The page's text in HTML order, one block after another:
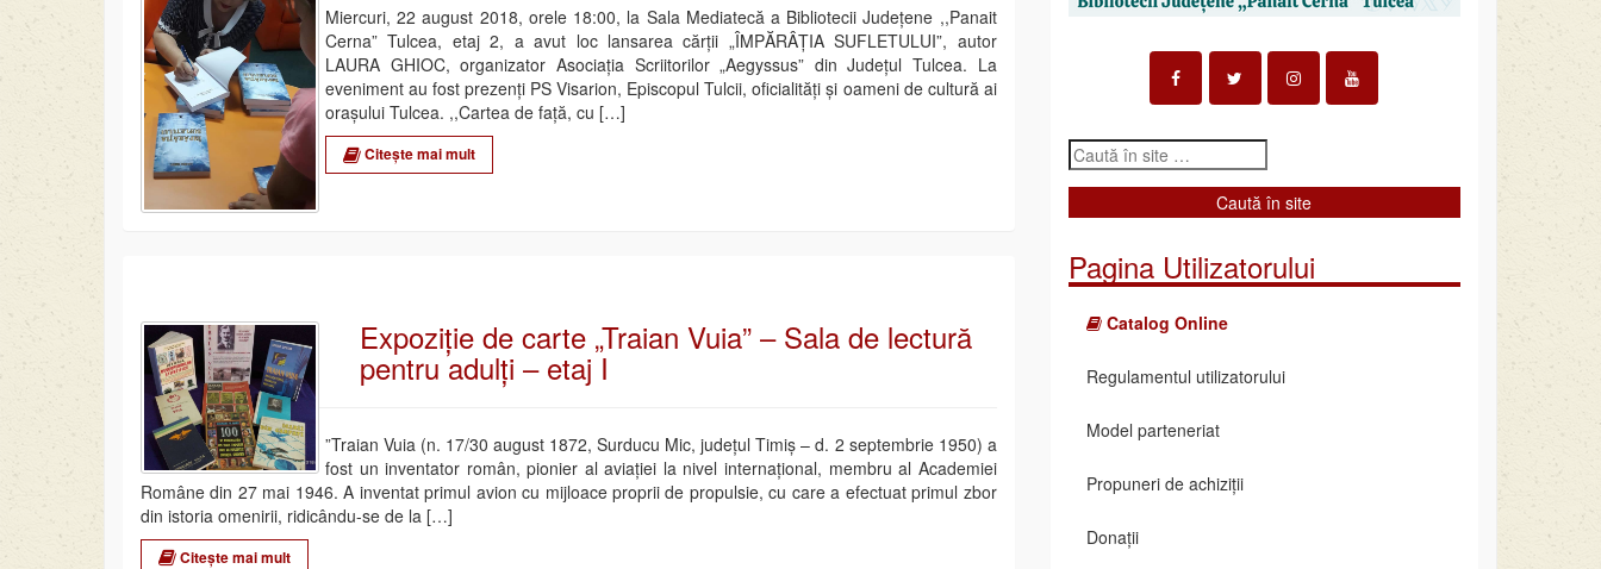
Miercuri, 22 august 2018, orele 18:00, la Sala Mediatecă a Bibliotecii Județene ,,Panait
Cerna” Tulcea, etaj 2, a avut loc lansarea cărții „ÎMPĂRÂȚIA SUFLETULUI”, autor
LAURA GHIOC, organizator Asociația Scriitorilor „Aegyssus” din Județul Tulcea. La
eveniment au fost prezenți PS Visarion, Episcopul Tulcii, oficialități și oameni de cultură ai
orașului Tulcea. ,,Cartea de față, cu […]
Citește mai mult
Expoziție de carte „Traian Vuia” – Sala de lectură
pentru adulți – etaj I
”Traian Vuia (n. 17/30 august 1872, Surducu Mic, judeţul Timiş – d. 2 septembrie 1950) a
fost un inventator român, pionier al aviaţiei la nivel internaţional, membru al Academiei
Române din 27 mai 1946. A inventat primul avion cu mijloace proprii de propulsie, cu care a efectuat primul zbor
din istoria omenirii, ridicându-se de la […]
Citește mai mult
Pagina Utilizatorului
Catalog Online
Regulamentul utilizatorului
Model parteneriat
Propuneri de achiziții
Donații